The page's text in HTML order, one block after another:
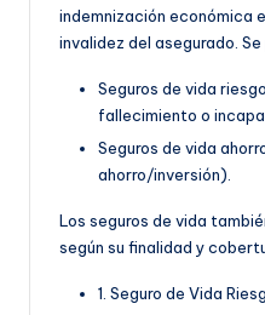
indemnización económica
invalidez del asegurado.
Seguros de vida
fallecimiento o
Seguros de vida
ahorro/inversión).
Los seguros de vida
según su finalidad y
1. Seguro de Vida